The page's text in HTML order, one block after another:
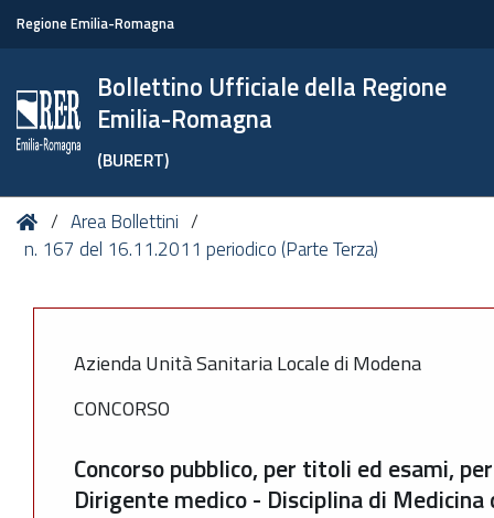
Regione Emilia-Romagna
Bollettino Ufficiale della Regione
Emilia-Romagna
(BURERT)
Tu
sei
HomeArea Bollettini
n. 167 del 16.11.2011 periodico (Parte Terza)
Azienda Unità Sanitaria Locale di Modena
CONCORSO
Concorso pubblico, per titoli ed esami,
Dirigente medico - Disciplina di